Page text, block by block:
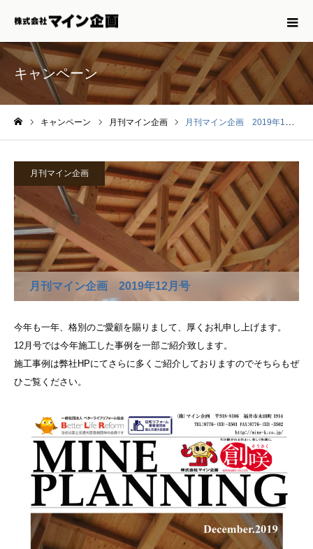
キャンペーン
キャンペーン 月刊マイン企画 月刊マイン企画 2019年12月号
月刊マイン企画
月刊マイン企画 2019年12月号
今年も一年、格別のご愛顧を賜りまして、厚くお礼申し上げます。
12月号では今年施工した事例を一部ご紹介致します。
施工事例は弊社HPにてさらに多くご紹介しておりますのでそちらもぜ
ひご覧ください。